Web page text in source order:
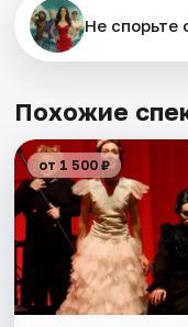
Не спорьте
Похожие
от 1 500 ₽